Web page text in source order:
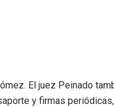
El juez Peinado
y firmas